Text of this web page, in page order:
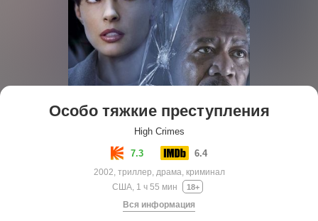
Особо тяжкие преступления
High Crimes
7.3 6.4
2002, триллер, драма, криминал
США, 1 ч 55 мин
18+
Вся информация